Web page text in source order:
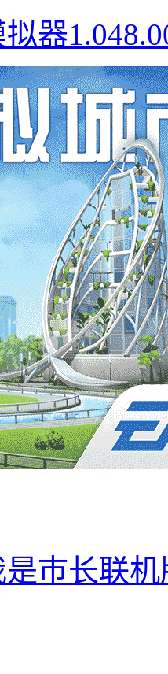
器
巿长联机